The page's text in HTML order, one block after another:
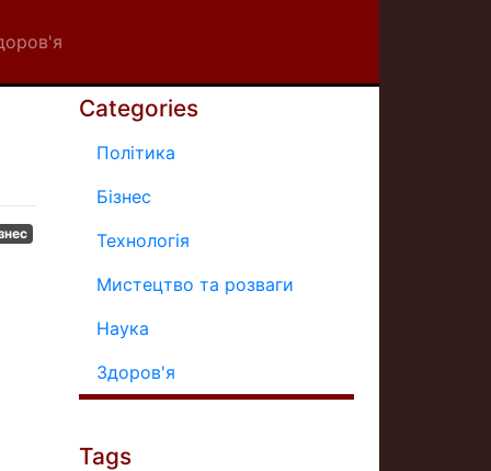
Categories
Політика
Бізнес
Технологія
Мистецтво та розваги
Наука
Здоров'я
Tags